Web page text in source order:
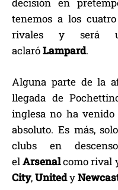
decisión en
tenemos a los
rivales y será
aclaróLampard.
Alguna parte de la
llegada de
inglesa no ha
absoluto. Es más,
clubs en
elArsenalcomo rival
City,Unitedy